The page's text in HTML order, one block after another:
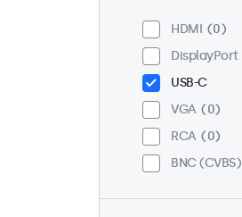
HDMI
0
DisplayPort
USB-C
VGA
0
RCA
0
BNC (CVBS)